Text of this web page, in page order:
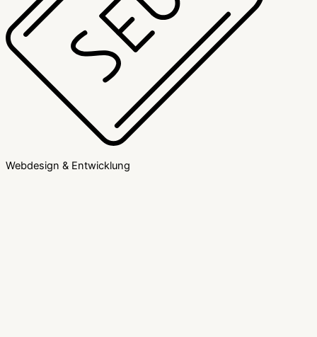
Webdesign & Entwicklung